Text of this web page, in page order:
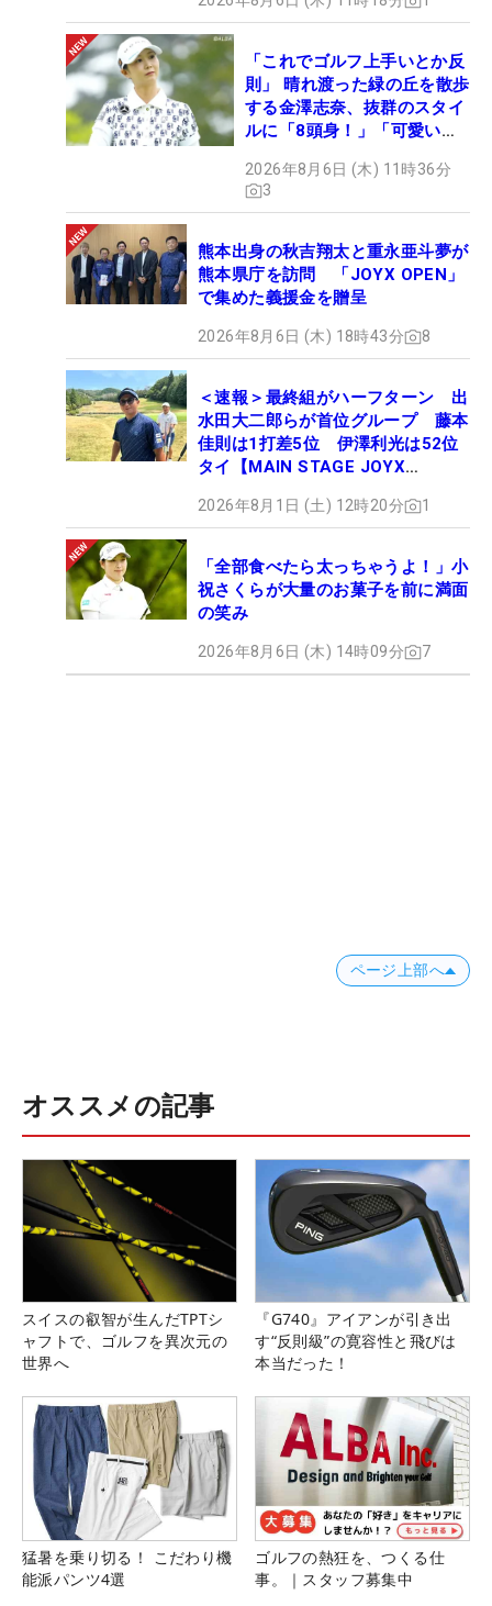
「これでゴルフ上手いとか反
則」 晴れ渡った緑の丘を散歩
する金澤志奈、抜群のスタイ
ルに「8頭身！」「可愛いに
2026年8月6日 (木) 11時36分
3
熊本出身の秋吉翔太と重永亜斗夢が
熊本県庁を訪問 「JOYX OPEN」
で集めた義援金を贈呈
2026年8月6日 (木) 18時43分 8
＜速報＞最終組がハーフターン 出
水田大二郎らが首位グループ 藤本
佳則は1打差5位 伊澤利光は52位
タイ【MAIN STAGE JOYX
2026年8月1日 (土) 12時20分 1
「全部食べたら太っちゃうよ！」小
祝さくらが大量のお菓子を前に満面
の笑み
2026年8月6日 (木) 14時09分 7
ページ上部へ
オススメの記事
スイスの叡智が生んだTPTシ
ャフトで、ゴルフを異次元の
世界へ
『G740』アイアンが引き出
す“反則級”の寛容性と飛びは
本当だった！
猛暑を乗り切る！ こだわり機
能派パンツ4選
ゴルフの熱狂を、つくる仕
事。｜スタッフ募集中